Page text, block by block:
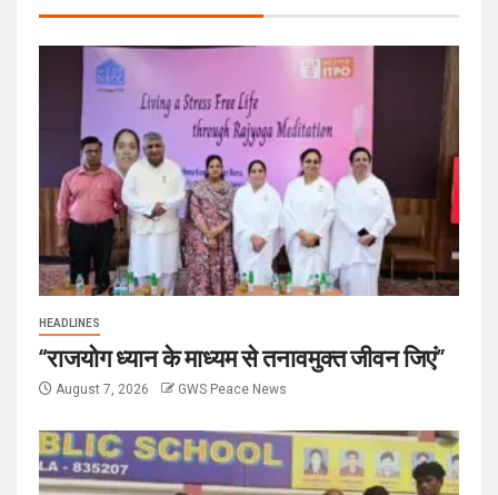
HEADLINES
“राजयोग ध्यान के माध्यम से तनावमुक्त जीवन जिएं”
August 7, 2026 GWS Peace News